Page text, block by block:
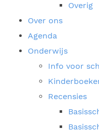
Overig
Over ons
Agenda
Onderwijs
Info voor
Recensies